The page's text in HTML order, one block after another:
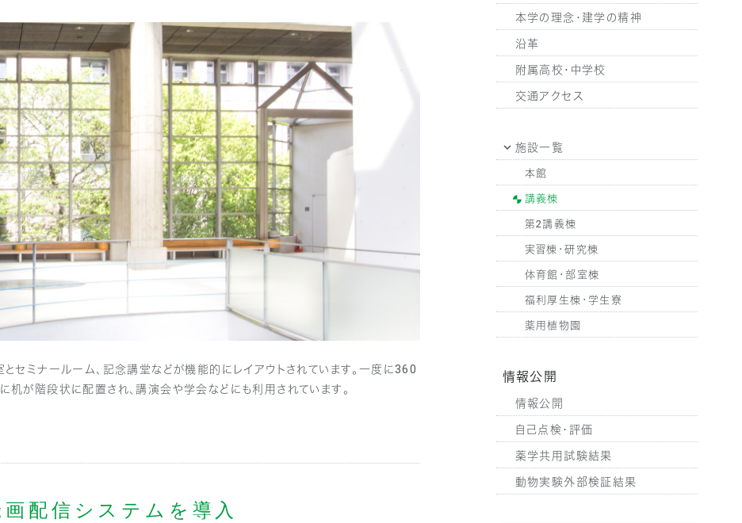
ミナールーム、記念講堂などが機能的にレイアウトされています。一度に360
机が階段状に配置され、講演会や学会などにも利用されています。
配信システムを導入
本学の理念・建学の精神
沿革
附属高校・中学校
交通アクセス
施設一覧
本館
講義棟
第2講義棟
実習棟・研究棟
体育館・部室棟
福利厚生棟・学生寮
薬用植物園
情報公開
情報公開
自己点検・評価
薬学共用試験結果
動物実験外部検証結果